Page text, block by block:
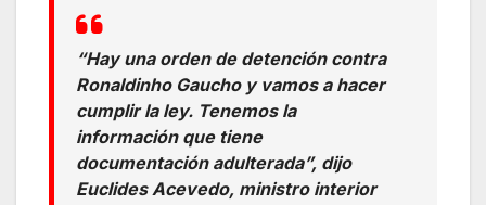
“Hay una orden de detención contra
Ronaldinho Gaucho y vamos a hacer
cumplir la ley. Tenemos la
información que tiene
documentación adulterada”, dijo
Euclides Acevedo, ministro interior